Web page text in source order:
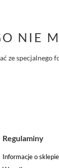
NIE
ze
Regulaminy
Informacje o sklepie